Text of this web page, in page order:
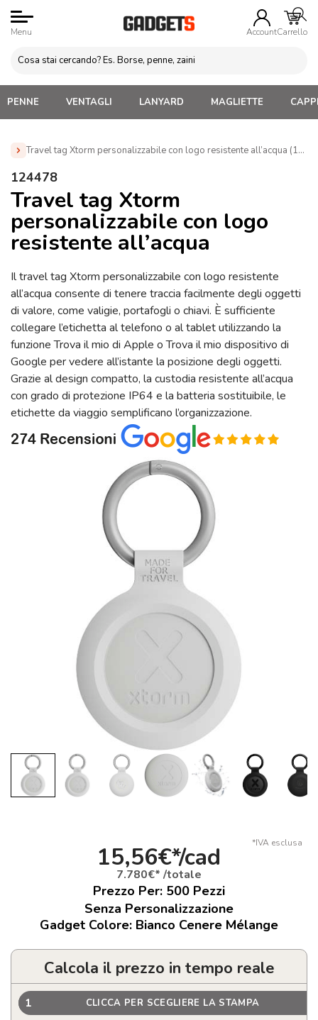
Menu AccountCarrello
PENNE VENTAGLI LANYARD MAGLIETTE
Travel tag Xtorm personalizzabile con logo resistente all’acqua
Home »
personalizzabile con logo resistente all’acqua (124478)
124478
Travel tag Xtorm
personalizzabile con logo
resistente all’acqua
Il travel tag Xtorm personalizzabile con logo resistente
all’acqua consente di tenere traccia facilmente degli oggetti
di valore, come valigie, portafogli o chiavi. È sufficiente
collegare l’etichetta al telefono o al tablet utilizzando la
funzione Trova il mio di Apple o Trova il mio dispositivo di
Google per vedere all’istante la posizione degli oggetti.
Grazie al design compatto, la custodia resistente all’acqua
con grado di protezione IP64 e la batteria sostituibile, le
etichette da viaggio semplificano l’organizzazione.
*IVA esclusa
15,56€*/cad
7.780€* /totale
Prezzo Per: 500 Pezzi
Senza Personalizzazione
Gadget Colore: Bianco Cenere Mélange
Calcola il prezzo in tempo reale
1 CLICCA PER SCEGLIERE LA STAMPA